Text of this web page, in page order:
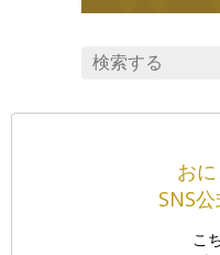
お
SNS
こ